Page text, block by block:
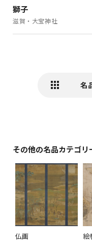
獅子
滋賀・大宝神社
名
その他の名品カテゴリ
仏画 絵